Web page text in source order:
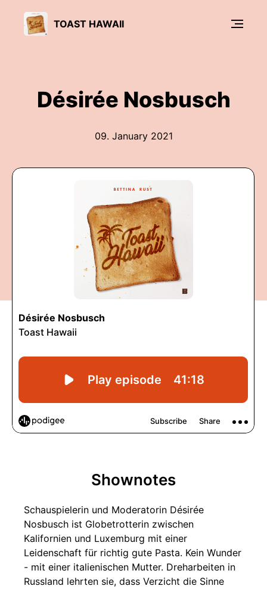
TOAST HAWAII
Désirée Nosbusch
09. January 2021
Shownotes
Schauspielerin und Moderatorin Désirée
Nosbusch ist Globetrotterin zwischen
Kalifornien und Luxemburg mit einer
Leidenschaft für richtig gute Pasta. Kein Wunder
- mit einer italienischen Mutter. Dreharbeiten in
Russland lehrten sie, dass Verzicht die Sinne